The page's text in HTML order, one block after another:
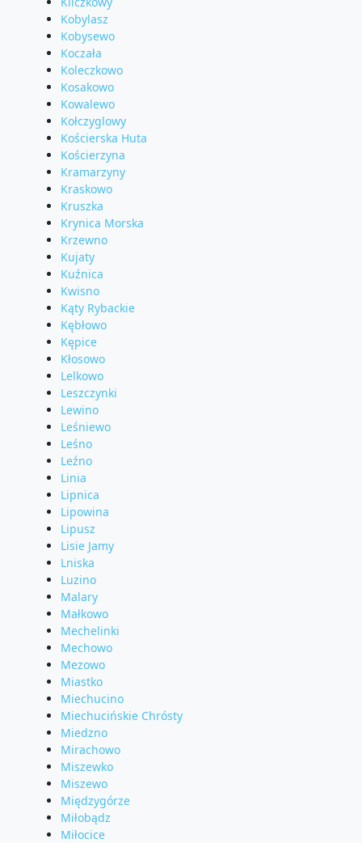
Kobylasz
Kobysewo
Koczała
Koleczkowo
Kosakowo
Kowalewo
Kołczyglowy
Kościerska Huta
Kościerzyna
Kramarzyny
Kraskowo
Kruszka
Krynica Morska
Krzewno
Kujaty
Kuźnica
Kwisno
Kąty Rybackie
Kębłowo
Kępice
Kłosowo
Lelkowo
Leszczynki
Lewino
Leśniewo
Leśno
Leźno
Linia
Lipnica
Lipowina
Lipusz
Lisie Jamy
Lniska
Luzino
Malary
Małkowo
Mechelinki
Mechowo
Mezowo
Miastko
Miechucino
Miechucińskie Chrósty
Miedzno
Mirachowo
Miszewko
Miszewo
Międzygórze
Miłobądz
Miłocice